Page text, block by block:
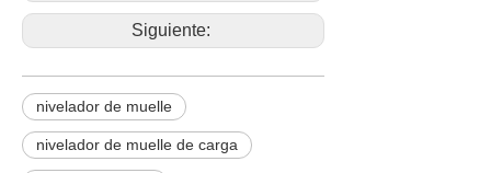
Siguiente:
nivelador de muelle
nivelador de muelle de carga